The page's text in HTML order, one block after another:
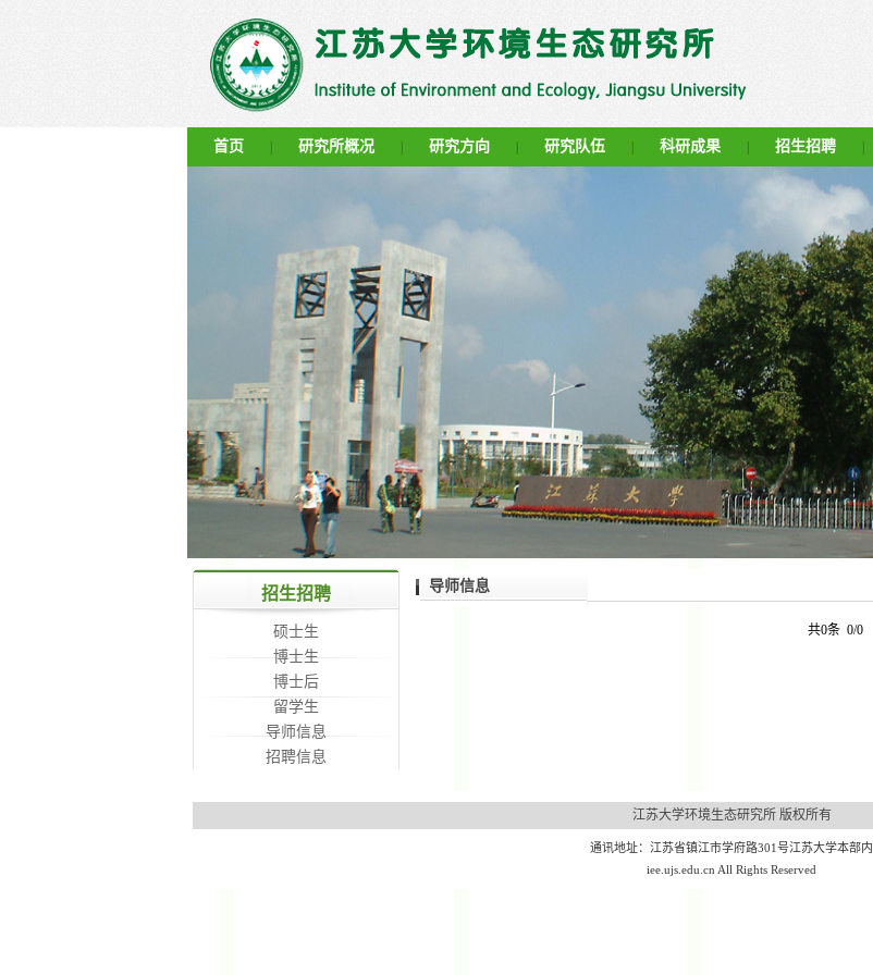
首页 研究所概况 研究方向 研究队伍 科研成果 招生招聘
招生招聘
硕士生
博士生
博士后
留学生
导师信息
招聘信息
导师信息
共0条 0/0
江苏大学环境生态研究所 版权所有
通讯地址：江苏省镇江市学府路301号江苏大学本部内
iee.ujs.edu.cn All Rights Reserved